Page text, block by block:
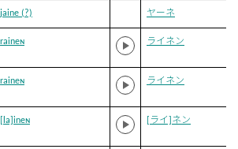
jaine (?) ヤーネ
raineɴ ライネン
raineɴ ライネン
[la]ineɴ [ライ]ネン